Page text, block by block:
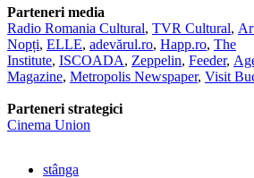
Parteneri media
Radio Romania Cultural, TVR Cultural,
Nopți, ELLE, adevărul.ro, Happ.ro, The
Institute, ISCOADA, Zeppelin, Feeder,
Magazine, Metropolis Newspaper, Visit
Parteneri strategici
Cinema Union
stânga